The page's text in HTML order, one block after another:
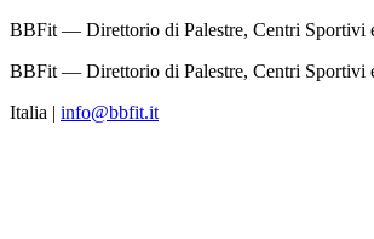
BBFit — Direttorio di Palestre, Centri Sportivi
BBFit — Direttorio di Palestre, Centri Sportivi
Italia | info@bbfit.it